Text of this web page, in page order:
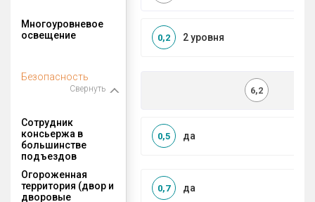
Многоуровневое
освещение
2 уровня
0,2
Безопасность
Свернуть 6,2
Сотрудник
консьержа в
большинстве
подъездов
да
0,5
Огороженная
территория (двор и
дворовые
да
0,7